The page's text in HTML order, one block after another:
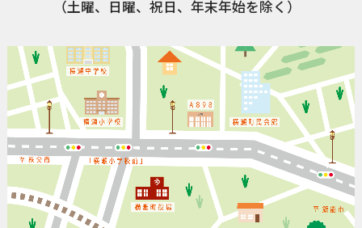
（土曜、日曜、祝日、年末年始を除く）